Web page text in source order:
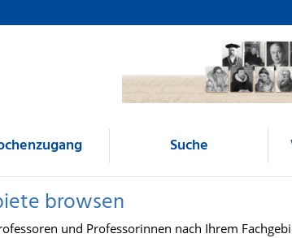
Suche
browsen
und Professorinnen nach Ihrem